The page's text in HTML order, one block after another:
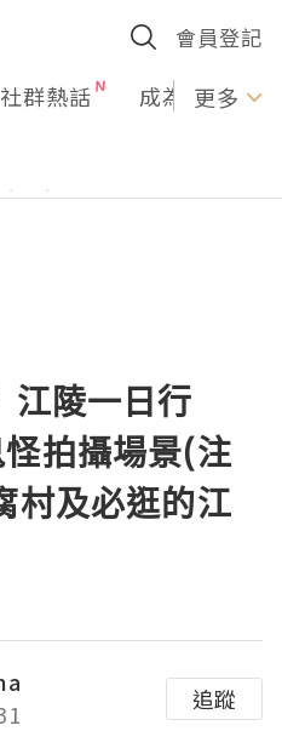
會員登記
社群熱話 成為U更多
江陵一日行
拍攝場景(注
村及必逛的江
追蹤